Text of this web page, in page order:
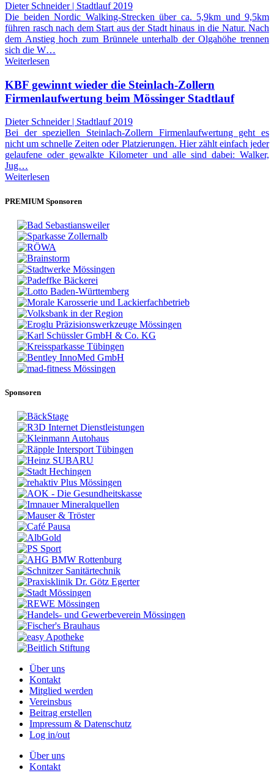
Dieter Schneider | Stadtlauf 2019
Die beiden Nordic Walking-Strecken über ca. 5,9km und 9,5km
führen rasch nach dem Start aus der Stadt hinaus in die Natur. Nach
dem Anstieg hoch zum Brünnele unterhalb der Olgahöhe trennen
sich die W…
Weiterlesen
KBF gewinnt wieder die Steinlach-Zollern
Firmenlaufwertung beim Mössinger Stadtlauf
Dieter Schneider | Stadtlauf 2019
Bei der speziellen Steinlach-Zollern Firmenlaufwertung geht es
nicht um schnelle Zeiten oder Platzierungen. Hier zählt einfach jeder
gelaufene oder gewalkte Kilometer und alle sind dabei: Walker,
Jug…
Weiterlesen
PREMIUM Sponsoren
Sponsoren
Über uns
Kontakt
Mitglied werden
Vereinsbus
Beitrag erstellen
Impressum & Datenschutz
Log in/out
Über uns
Kontakt